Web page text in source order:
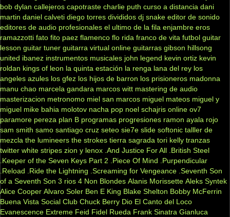
bob dylan callejeros capotraste charlie puth curso a distancia dani
martin daniel calveti diego torres divididos dj snake editor de sonido
editores de audio profesionales el ultimo de la fila enjambre eros
ramazzotti fato fito paez flamenco flo rida franco de vita futbol guitar
lesson guitar tuner guitarra virtual online guitarras gibson hillsong
united ibanez instrumentos musicales john legend kevin ortiz kevin
roldan kings of leon la quinta estación la renga lana del rey los
angeles azules los gfez los hijos de barron los prisioneros madonna
manu chao marcela gandara marcos witt mastering de audio
masterizacion metronomo miel san marcos miguel mateos miguel y
miguel mike bahia molotov nacha pop noel schajris online ov7
paramore pereza plan B programas progresiones ramon ayala rojo
sam smith samo santiago cruz seteo sie7e slide softonic talller de
mezcla the lumineers the strokes tierra sagrada tori kelly tranzas
twitter white stripes zion y lenox .And Justice For All .British Steel
.Keeper of the Seven Keys Part 2
.Piece Of Mind
.Purpendicular
.Reload
.Ride the Lightning .Screaming for Vengeance .Seventh Son
of a Seventh Son 3 rios 4 Non Blondes Alanis Morissette Aleks Syntek
Alice Cooper Alvaro Soler Ben E King Blake Shelton Bobby McFerrin
Buena Vista Social Club Chuck Berry Dio El Canto del Loco
Evanescence Extreme Feid Fidel Rueda Frank Sinatra Gianluca